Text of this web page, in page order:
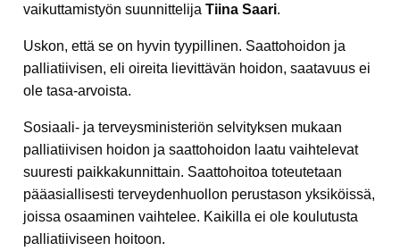
vaikuttamistyön suunnittelija Tiina Saari.
Uskon, että se on hyvin tyypillinen. Saattohoidon ja
palliatiivisen, eli oireita lievittävän hoidon, saatavuus ei
ole tasa-arvoista.
Sosiaali- ja terveysministeriön selvityksen mukaan
palliatiivisen hoidon ja saattohoidon laatu vaihtelevat
suuresti paikkakunnittain. Saattohoitoa toteutetaan
pääasiallisesti terveydenhuollon perustason yksiköissä,
joissa osaaminen vaihtelee. Kaikilla ei ole koulutusta
palliatiiviseen hoitoon.